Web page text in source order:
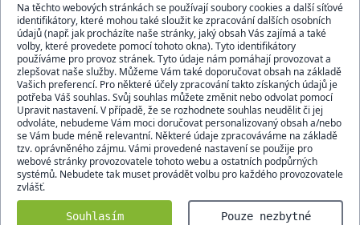
Na těchto webových stránkách se používají soubory cookies a další síťové
identifikátory, které mohou také sloužit ke zpracování dalších osobních
údajů (např. jak procházíte naše stránky, jaký obsah Vás zajímá a také
volby, které provedete pomocí tohoto okna). Tyto identifikátory
používáme pro provoz stránek. Tyto údaje nám pomáhají provozovat a
zlepšovat naše služby. Můžeme Vám také doporučovat obsah na základě
Vašich preferencí. Pro některé účely zpracování takto získaných údajů je
potřeba Váš souhlas. Svůj souhlas můžete změnit nebo odvolat pomocí
Upravit nastavení. V případě, že se rozhodnete souhlas neudělit či jej
odvoláte, nebudeme Vám moci doručovat personalizovaný obsah a/nebo
se Vám bude méně relevantní. Některé údaje zpracováváme na základě
tzv. oprávněného zájmu. Vámi provedené nastavení se použije pro
webové stránky provozovatele tohoto webu a ostatních podpůrných
systémů. Nebudete tak muset provádět volbu pro každého provozovatele
zvlášť.
Souhlasím Pouze nezbytné
DOPRAVCI
BEZPEČNÝ OBCHOD
Domacidoplnky.cz © 2007 - 2026
Všechna práva vyhrazena.